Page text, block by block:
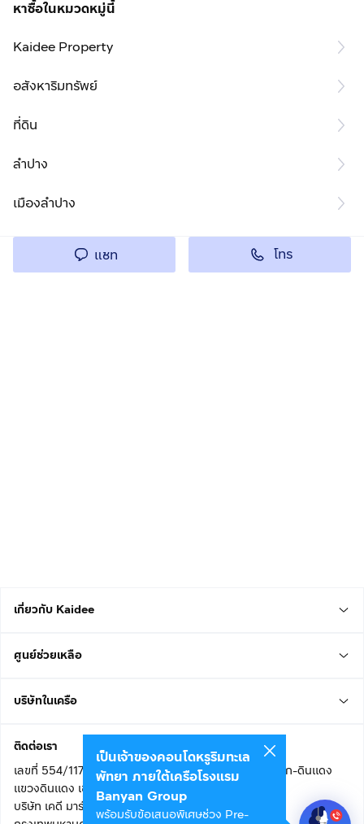
หาซื้อในหมวดหมู่นี้
Kaidee Property
อสังหาริมทรัพย์
ที่ดิน
ลำปาง
เมืองลำปาง
แชท โทร
เกี่ยวกับ Kaidee
ศูนย์ช่วยเหลือ
บริษัทในเครือ
ติดต่อเรา
เลขที่ 554/117 อาคารสกายไนน์ เซ็นเตอร์ ชั้น 22 ถนนอโศก-ดินแดง
แขวงดินแดง เขตดินแดง
บริษัท เคดี มาร์เก็ตเพลส จำกัด (สำนักงานใหญ่)
เป็นเจ้าของคอนโดหรูริมทะเล
พัทยา ภายใต้เครือโรงแรม
Banyan Group
พร้อมรับข้อเสนอพิเศษช่วง Pre-